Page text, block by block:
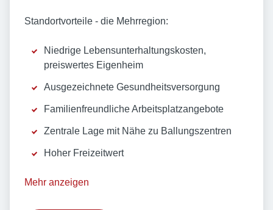
Standortvorteile - die Mehrregion:
Niedrige Lebensunterhaltungskosten,
preiswertes Eigenheim
Ausgezeichnete Gesundheitsversorgung
Familienfreundliche Arbeitsplatzangebote
Zentrale Lage mit Nähe zu Ballungszentren
Hoher Freizeitwert
Mehr anzeigen